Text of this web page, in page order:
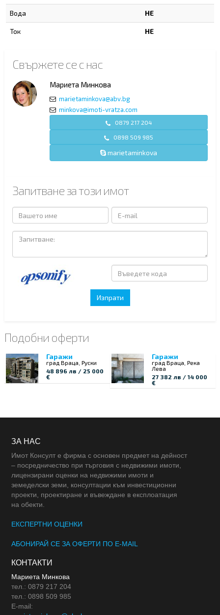
Вода НЕ
Ток НЕ
Свържете се с нас
Мариета Минкова
marietaminkova@abv.bg
minkova@imoti-vratza.com
0879 217 204
0898 509 985
marietaminkova
Запитване за този имот
Подобни оферти
Гаражи
град Враца, Руски
48 896 лв / 25 000
€
Гаражи
град Враца, Река
Лева
27 382 лв / 14 000
€
ЗА НАС
Имот Консулт е фирма с основен предмет на дейност
– посредничество при търговия с недвижими имоти,
лицензирани оценки на недвижими имоти и
земеделски земи, консултации към инвестиционни
проекти, проектиране и въвеждане в експлоатация
на обекти.
ЕКСПЕРТНИ ОЦЕНКИ
АБОНИРАЙ СЕ ЗА ОФЕРТИ ПО E-MAIL
КОНТАКТИ
Мариета Минкова
тел.: 0879 217 204
тел.: 0898 509 985
E-mail: